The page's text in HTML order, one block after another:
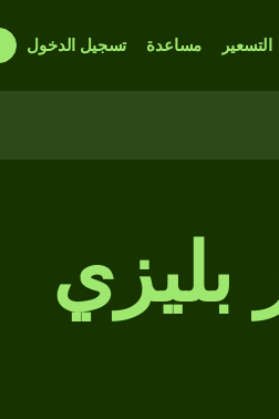
التسعير مساعدة تسجيل الدخول